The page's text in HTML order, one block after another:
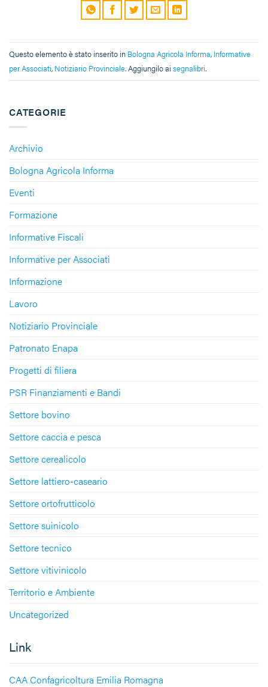
CATEGORIE
Archivio
Bologna Agricola Informa
Eventi
Formazione
Informative Fiscali
Informative per Associati
Informazione
Lavoro
Notiziario Provinciale
Patronato Enapa
Progetti di filiera
PSR Finanziamenti e Bandi
Settore bovino
Settore caccia e pesca
Settore cerealicolo
Settore lattiero-caseario
Settore ortofrutticolo
Settore suinicolo
Settore tecnico
Settore vitivinicolo
Territorio e Ambiente
Uncategorized
Link
CAA Confagricoltura Emilia Romagna
Questo elemento è stato inserito in Bologna Agricola Informa, Informative
per Associati, Notiziario Provinciale. Aggiungilo ai segnalibri.